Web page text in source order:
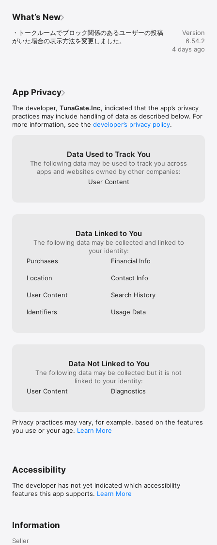
《こんな人におすすめ》
・趣味の合う友達（趣味友）を見つけたい
・恋愛マッチングではなく、趣味の友達を作りたい
・一人では行きにくいカフェや映画に行きたい
《趣味イベントにすぐ参加できる》
さまざまな趣味イベントが毎日開催されています。
気になるイベントに参加するだけで、
同じ趣味の人とリアルで集まることができます。
イベントを主催することもできます。
《趣味コミュニティとして広がる》
同じ趣味の仲間とのコミュニティが広がります。
一度参加すると、
問題があるイベントやユーザーは、
アプリ内から運営に報告できます。
・ご利用の際は利用規約をご確認ください
What’s New
・トークルームでブロック関係のあるユーザーの投稿
がいた場合の表示方法を変更しました。
Version
6.54.2
4 days ago
App Privacy
The developer, TunaGate.Inc, indicated that the app’s privacy
practices may include handling of data as described below. For
more information, see the developer’s privacy policy.
Data Used to Track You
The following data may be used to track you across
apps and websites owned by other companies:
User Content
Data Linked to You
The following data may be collected and linked to
your identity:
Purchases
Financial Info
Location Contact Info
User Content Search History
Identifiers Usage Data
Data Not Linked to You
The following data may be collected but it is not
linked to your identity:
User Content
Diagnostics
Privacy practices may vary, for example, based on the features
you use or your age. Learn More
Accessibility
The developer has not yet indicated which accessibility
features this app supports. Learn More
Information
Seller